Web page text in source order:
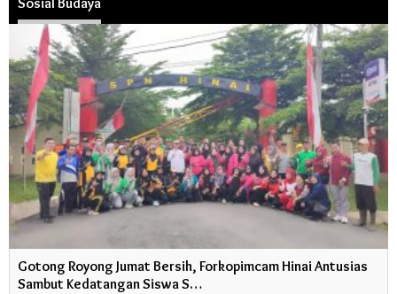
Gotong Royong Jumat Bersih, Forkopimcam Hinai Antusias
Sambut Kedatangan Siswa S…